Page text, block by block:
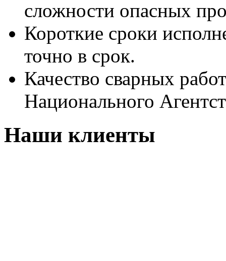
сложности опасных
Короткие сроки
точно в срок.
Качество сварных
Национального
Наши клиенты